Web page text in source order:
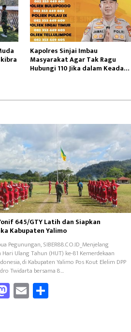
Kapolres Sinjai Imbau
Masyarakat Agar Tak Ragu
Hubungi 110 Jika dalam Keadaan
645/GTY Latih dan Siapkan
Kabupaten Yalimo
Pegunungan, SIBER88.CO.ID_Menjelang
Ulang Tahun (HUT) ke-81 Kemerdekaan
di Kabupaten Yalimo Pos Kout Elelim DPP
Twidarta bersama 8…
M
as
E
m
Sh
ar